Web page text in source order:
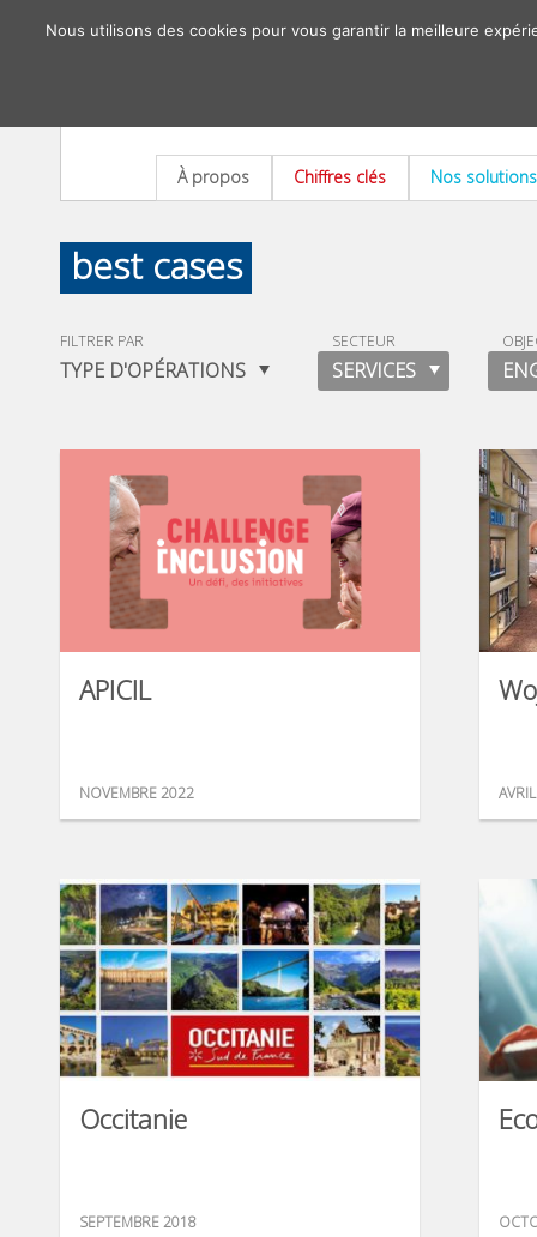
À propos Chiffres clés Nos solutions
best cases
FILTRER PAR
TYPE D'OPÉRATIONS
SECTEUR
SERVICES
APICIL
NOVEMBRE 2022
Occitanie
SEPTEMBRE 2018
Nous utilisons des cookies pour vous garantir la meilleure